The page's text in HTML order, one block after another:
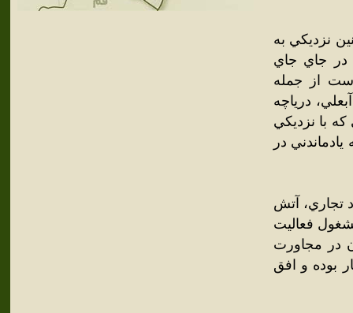
نزديکي به
در جاي جاي
از جمله
درياچه
که با نزديکي
در
تجاري، آتش
فعاليت
در مجاورت
‌است. اين پارک فناوري در فاز اول 20 هکتار بوده و افق